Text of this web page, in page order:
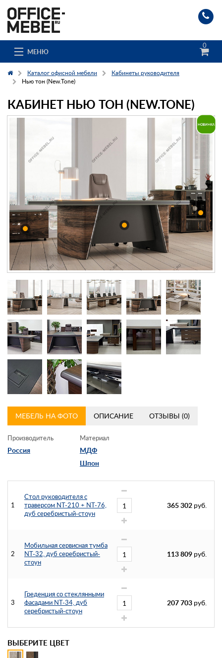
МЕНЮ
0
Каталог
Доставка и сборка
Гос. заказчикам
Заказ каталога
Контакты
Заказать обратный звонок
Каталог офисной мебели
Кабинеты руководителя
Нью тон (New.Tone)
КАБИНЕТ НЬЮ ТОН (NEW.TONE)
МЕБЕЛЬ НА ФОТО ОПИСАНИЕ ОТЗЫВЫ (0)
Производитель
Россия
Материал
МДФ
Шпон
1
Стол руководителя с
траверсом NT-210 + NT-76,
дуб серебристый-стоун
365 302 руб.
2
Мобильная сервисная тумба
NT-32, дуб серебристый-
стоун
113 809 руб.
3
Греденция со стеклянными
фасадами NT-34, дуб
серебристый-стоун
207 703 руб.
ВЫБЕРИТЕ ЦВЕТ